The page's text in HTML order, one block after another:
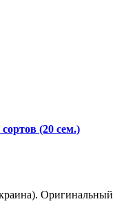
(20 сем.)
Оригинальный